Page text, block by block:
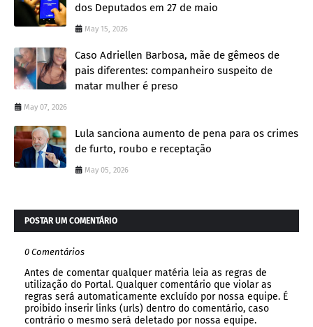
dos Deputados em 27 de maio
May 15, 2026
Caso Adriellen Barbosa, mãe de gêmeos de
pais diferentes: companheiro suspeito de
matar mulher é preso
May 07, 2026
Lula sanciona aumento de pena para os crimes
de furto, roubo e receptação
May 05, 2026
POSTAR UM COMENTÁRIO
0 Comentários
Antes de comentar qualquer matéria leia as regras de
utilização do Portal. Qualquer comentário que violar as
regras será automaticamente excluído por nossa equipe. É
proibido inserir links (urls) dentro do comentário, caso
contrário o mesmo será deletado por nossa equipe.